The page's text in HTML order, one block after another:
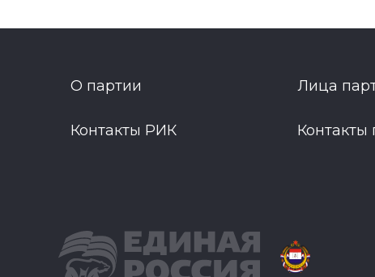
О партии Лица
Контакты РИК Контакты